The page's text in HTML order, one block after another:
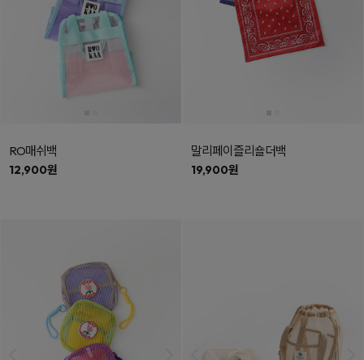
RO매쉬백
12,900원
말리페이즐리숄더백
19,900원